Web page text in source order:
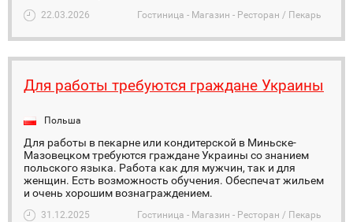
22.03.2026 Гостиница - Магазин - Ресторан / Пекарь
Для работы требуются граждане Украины
Польша
Для работы в пекарне или кондитерской в Миньске-
Мазовецком требуются граждане Украины со знанием
польского языка. Работа как для мужчин, так и для
женщин. Есть возможность обучения. Обеспечат жильем
и очень хорошим вознаграждением.
31.12.2025 Гостиница - Магазин - Ресторан / Пекарь